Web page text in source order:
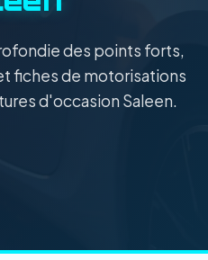
des points forts,
fiches de motorisations
d'occasion Saleen.